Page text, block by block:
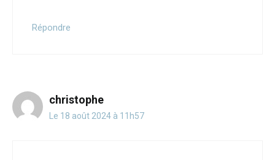
Répondre
christophe
Le 18 août 2024 à 11h57